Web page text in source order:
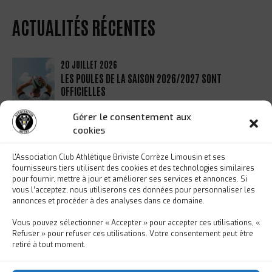
Gérer le consentement aux
cookies
L'Association Club Athlétique Briviste Corrèze Limousin et ses
fournisseurs tiers utilisent des cookies et des technologies similaires
pour fournir, mettre à jour et améliorer ses services et annonces. Si
vous l’acceptez, nous utiliserons ces données pour personnaliser les
annonces et procéder à des analyses dans ce domaine.
Vous pouvez sélectionner « Accepter » pour accepter ces utilisations, «
Refuser » pour refuser ces utilisations. Votre consentement peut être
retiré à tout moment.
ACTUALITÉS RÉCENTES
20 JUILLET 2026
LES POULES DE LA SAISON 2026/2027 SONT
OFFICIELLES
25 JUIN 2026
UNE NOUVELLE ÉTAPE DANS L’ASCENSION DE
23 JUIN 2026
LES MOINS DE 12 ANS EN VOYAGE DE FIN
D'ANNÉE
19 JUIN 2026
RÉMI BORIE SÉLECTIONNÉ POUR LE STAGE